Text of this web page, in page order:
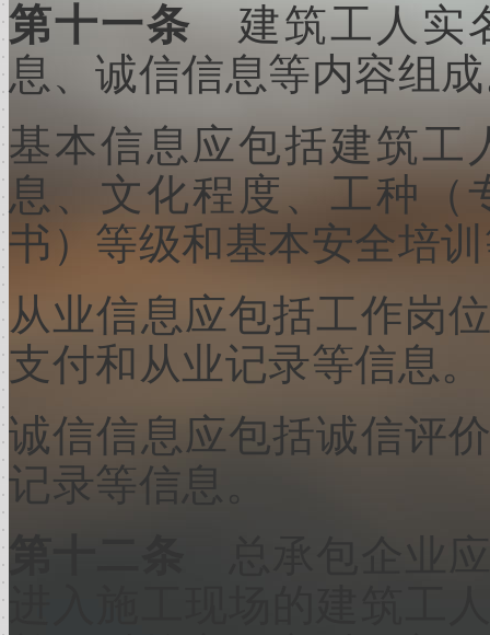
第十一条 建筑工人实
息、诚信信息等内容组
基本信息应包括建筑工
息、文化程度、工种（
书）等级和基本安全培
从业信息应包括工作岗
支付和从业记录等信息。
诚信信息应包括诚信评
记录等信息。